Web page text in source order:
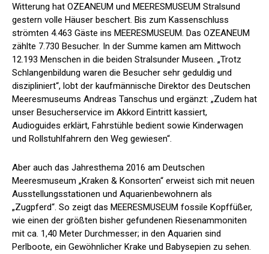
Witterung hat OZEANEUM und MEERESMUSEUM Stralsund
gestern volle Häuser beschert. Bis zum Kassenschluss
strömten 4.463 Gäste ins MEERESMUSEUM. Das OZEANEUM
zählte 7.730 Besucher. In der Summe kamen am Mittwoch
12.193 Menschen in die beiden Stralsunder Museen. „Trotz
Schlangenbildung waren die Besucher sehr geduldig und
diszipliniert“, lobt der kaufmännische Direktor des Deutschen
Meeresmuseums Andreas Tanschus und ergänzt: „Zudem hat
unser Besucherservice im Akkord Eintritt kassiert,
Audioguides erklärt, Fahrstühle bedient sowie Kinderwagen
und Rollstuhlfahrern den Weg gewiesen“.
Aber auch das Jahresthema 2016 am Deutschen
Meeresmuseum „Kraken & Konsorten“ erweist sich mit neuen
Ausstellungsstationen und Aquarienbewohnern als
„Zugpferd“. So zeigt das MEERESMUSEUM fossile Kopffüßer,
wie einen der größten bisher gefundenen Riesenammoniten
mit ca. 1,40 Meter Durchmesser; in den Aquarien sind
Perlboote, ein Gewöhnlicher Krake und Babysepien zu sehen.